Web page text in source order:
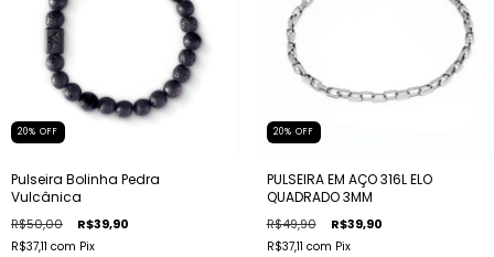
20% OFF
Pulseira Bolinha Pedra
Vulcânica
R$50,00 R$39,90
R$37,11 com Pix
20% OFF
PULSEIRA EM AÇO 316L ELO
QUADRADO 3MM
R$49,90 R$39,90
R$37,11 com Pix